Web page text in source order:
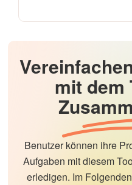
mit dem
Benutzer können ihre
Aufgaben mit diesem
erledigen. Im